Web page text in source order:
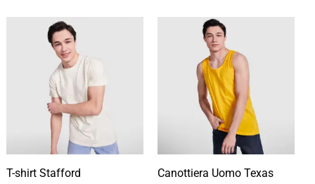
T-shirt Stafford
Fascia
di
prezzo:
da
6,85 €
9,78 €
Canottiera Uomo Texas
Fascia
di
prezzo:
da
6,50 €
a
9,29 €